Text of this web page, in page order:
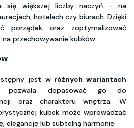
się większej liczby naczyń – na
hotelach czy biurach. Dzięki
porządek oraz zoptymalizować
przechowywanie kubków.
jest w różnych wariantach
dopasować go do
oraz charakteru wnętrza. W
kubek może wprowadzać
elegancję lub subtelną harmonię.